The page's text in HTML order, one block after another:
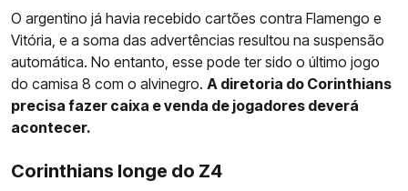
O argentino já havia recebido cartões contra Flamengo e
Vitória, e a soma das advertências resultou na suspensão
automática. No entanto, esse pode ter sido o último jogo
do camisa 8 com o alvinegro. A diretoria do Corinthians
precisa fazer caixa e venda de jogadores deverá
acontecer.
Corinthians longe do Z4